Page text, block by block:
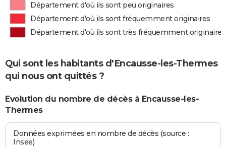
Département d'où ils sont peu originaires
Département d'où ils sont fréquemment originaires
Département d'où ils sont très fréquemment originaires
Qui sont les habitants d'Encausse-les-Thermes
qui nous ont quittés ?
Evolution du nombre de décès à Encausse-les-
Thermes
Données exprimées en nombre de décès (source :
Insee)